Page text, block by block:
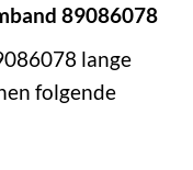
89086078
lange
folgende